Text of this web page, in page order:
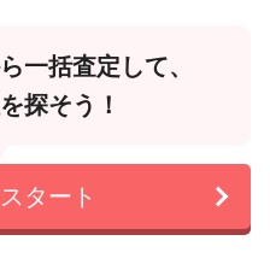
一括査定して、
探そう！
タート